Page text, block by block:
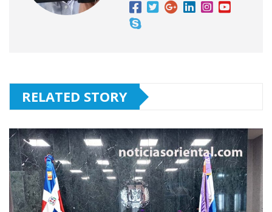
RELATED STORY